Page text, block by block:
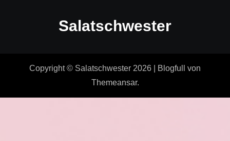
Salatschwester
Copyright © Salatschwester 2026 Blogfull
von
Themeansar.